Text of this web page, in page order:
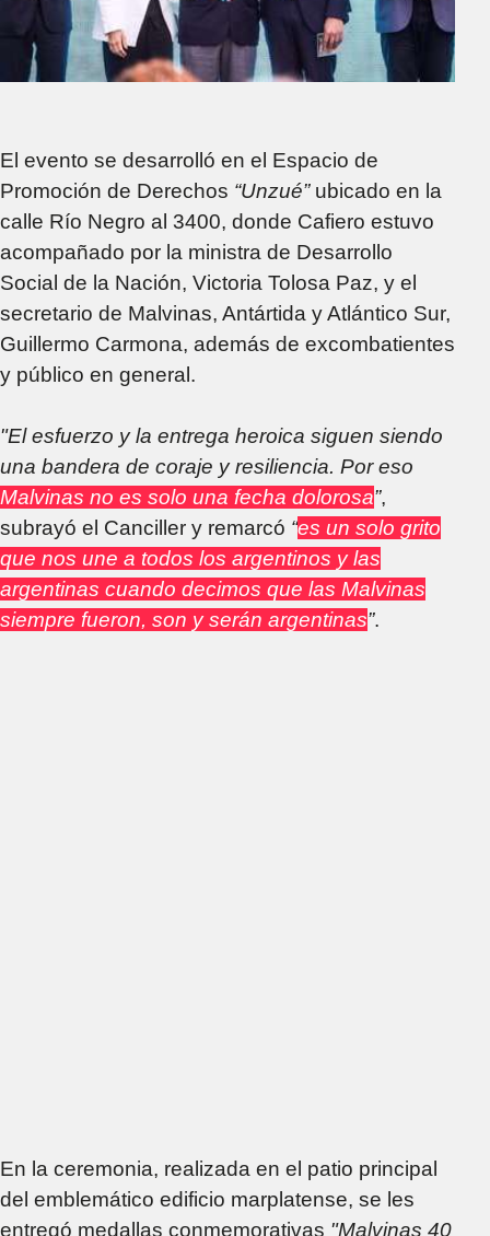
El evento se desarrolló en el Espacio de
Promoción de Derechos “Unzué”ubicado en la
calle Río Negro al 3400, donde Cafiero estuvo
acompañado por la ministra de Desarrollo
Social de la Nación, Victoria Tolosa Paz, y el
secretario de Malvinas, Antártida y Atlántico Sur,
Guillermo Carmona, además de excombatientes
y público en general.
"El esfuerzo y la entrega heroica siguen siendo
una bandera de coraje y resiliencia. Por eso
Malvinas no es solo una fecha dolorosa”,
subrayó el Canciller y remarcó “es un solo grito
que nos une a todos los argentinos y las
argentinas cuando decimos que las Malvinas
siempre fueron, son y serán argentinas”.
En la ceremonia, realizada en el patio principal
del emblemático edificio marplatense, se les
entregó medallas conmemorativas "Malvinas 40